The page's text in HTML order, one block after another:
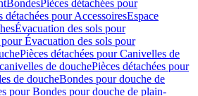
BondesPièces détachées pour
détachées pour AccessoiresEspace
Évacuation des sols pour
pour Évacuation des sols pour
Pièces détachées pour Canivelles de
de douchePièces détachées pour
de doucheBondes pour douche de
pour Bondes pour douche de plain-